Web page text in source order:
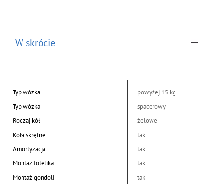
W skrócie
Typ wózka
powyżej 15 kg
Typ wózka
spacerowy
Rodzaj kół
żelowe
Koła skrętne
tak
Amortyzacja
tak
Montaż fotelika
tak
Montaż gondoli
tak